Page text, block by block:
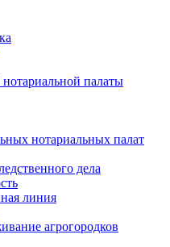
палаты
нотариальных палат
дела
линия
агрогородков